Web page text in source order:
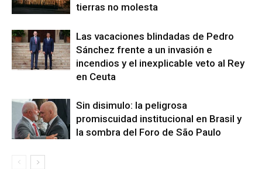
tierras no molesta
Las vacaciones blindadas de Pedro
Sánchez frente a un invasión e
incendios y el inexplicable veto al Rey
en Ceuta
Sin disimulo: la peligrosa
promiscuidad institucional en Brasil y
la sombra del Foro de São Paulo